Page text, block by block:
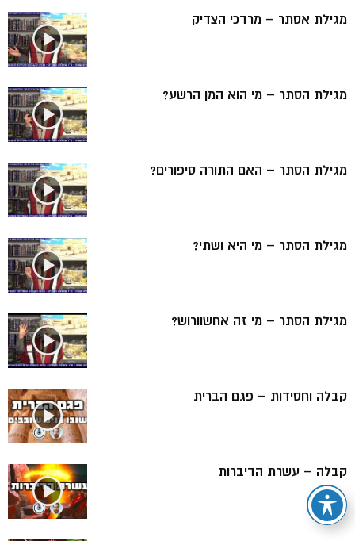
מגילת אסתר – מרדכי הצדיק
מגילת הסתר – מי הוא המן הרשע?
מגילת הסתר – האם התורה סיפורים?
מגילת הסתר – מי היא ושתי?
מגילת הסתר – מי זה אחשוורוש?
קבלה וחסידות – פגם הברית
קבלה – עשרת הדיברות